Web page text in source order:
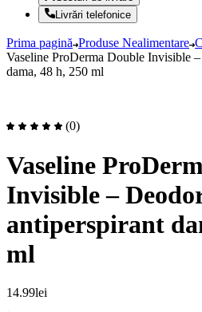
Livrări telefonice
Prima pagină Produse Nealimentare
Vaseline ProDerma Double Invisible
dama, 48 h, 250 ml
(0)
Vaseline
Invisible –
antiperspirant
ml
14.99lei